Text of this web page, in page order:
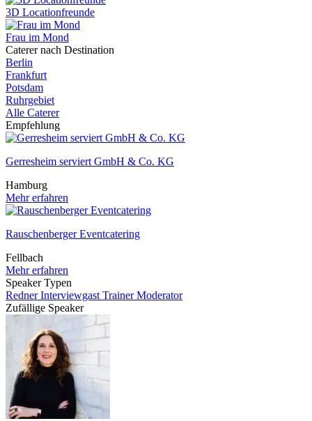
3D Locationfreunde
Frau im Mond
Caterer nach Destination
Berlin
Frankfurt
Potsdam
Ruhrgebiet
Alle Caterer
Empfehlung
Gerresheim serviert GmbH & Co. KG
Hamburg
Mehr erfahren
Rauschenberger Eventcatering
Fellbach
Mehr erfahren
Speaker Typen
RednerInterviewgast TrainerModerator
Zufällige Speaker